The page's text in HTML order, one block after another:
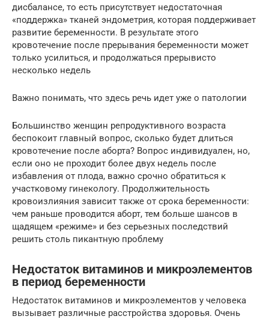
дисбалансе, то есть присутствует недостаточная
«поддержка» тканей эндометрия, которая поддерживает
развитие беременности. В результате этого
кровотечение после прерывания беременности может
только усилиться, и продолжаться прерывисто
несколько недель
Важно понимать, что здесь речь идет уже о патологии
Большинство женщин репродуктивного возраста
беспокоит главный вопрос, сколько будет длиться
кровотечение после аборта? Вопрос индивидуален, но,
если оно не проходит более двух недель после
избавления от плода, важно срочно обратиться к
участковому гинекологу. Продолжительность
кровоизлияния зависит также от срока беременности:
чем раньше проводится аборт, тем больше шансов в
щадящем «режиме» и без серьезных последствий
решить столь пикантную проблему
Недостаток витаминов и микроэлементов
в период беременности
Недостаток витаминов и микроэлементов у человека
вызывает различные расстройства здоровья. Очень